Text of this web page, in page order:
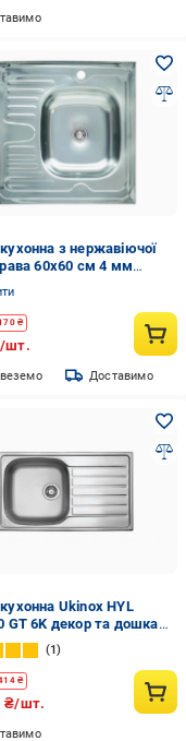
з нержавіючої
60x60 см 4 мм
₴
шт.
Доставимо
Ukinox HYL
GT 6K декор та дошка
обробна
1
₴
₴/шт.